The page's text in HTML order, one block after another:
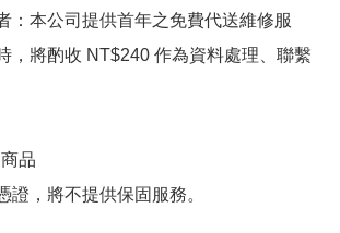
：本公司提供首年之免費代送維修服
，將酌收 NT$240 作為資料處理、聯繫
品
證，將不提供保固服務。